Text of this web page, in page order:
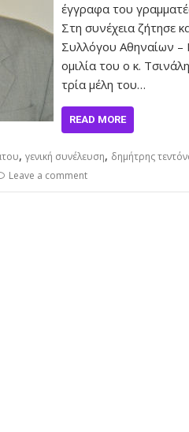
έγγραφα του
Στη συνέχεια ζήτησε
Συλλόγου Αθηναίων –
ομιλία του ο κ.
τρία μέλη του…
READ MORE
, γενική συνέλευση, δημήτρης
Leave a comment